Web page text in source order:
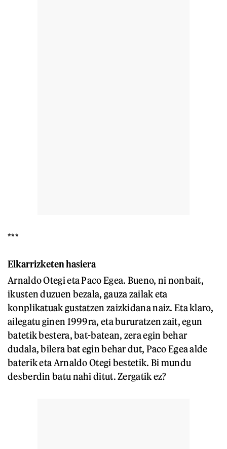
***
Elkarrizketen hasiera
Arnaldo Otegi eta Paco Egea. Bueno, ni nonbait,
ikusten duzuen bezala, gauza zailak eta
konplikatuak gustatzen zaizkidana naiz. Eta klaro,
ailegatu ginen 1999ra, eta bururatzen zait, egun
batetik bestera, bat-batean, zera egin behar
dudala, bilera bat egin behar dut, Paco Egea alde
baterik eta Arnaldo Otegi bestetik. Bi mundu
desberdin batu nahi ditut. Zergatik ez?